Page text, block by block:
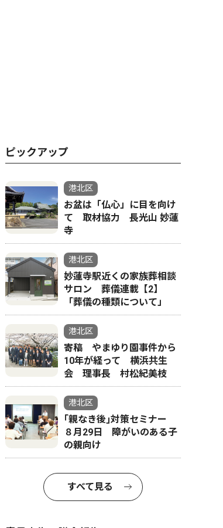
ピックアップ
港北区
お盆は「仏心」に目を向け
て 取材協力 長光山 妙蓮
寺
港北区
妙蓮寺駅近くの家族葬相談
サロン 葬儀連載【2】
「葬儀の種類について」
港北区
寄稿 やまゆり園事件から
10年が経って 横浜共生
会 理事長 村松紀美枝
港北区
｢親なき後｣対策セミナー
８月29日 障がいのある子
の親向け
すべて見る